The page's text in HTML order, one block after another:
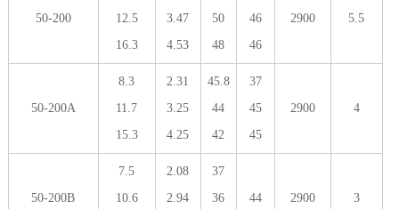
50-200
12.5
16.3
3.47
4.53
50
48
46
46
2900 5.5
50-200A
8.3
11.7
15.3
2.31
3.25
4.25
45.8
44
42
37
45
45
2900 4
50-200B
7.5
10.6
2.08
2.94
37
36
44 2900 3